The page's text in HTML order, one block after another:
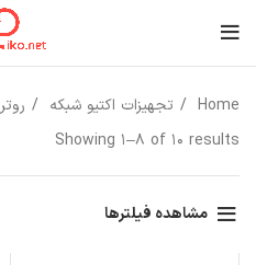
Home تجهیزات اکتیو شبکه روتر
Showing 1–8 of 10 results
مشاهده فیلترها